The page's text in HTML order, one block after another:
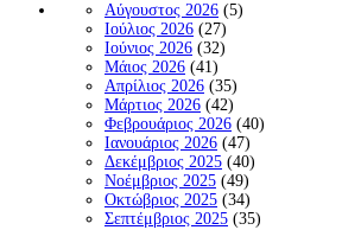
Αύγουστος 2026 (5)
Ιούλιος 2026 (27)
Ιούνιος 2026 (32)
Μάιος 2026 (41)
Απρίλιος 2026 (35)
Μάρτιος 2026 (42)
Φεβρουάριος 2026 (40)
Ιανουάριος 2026 (47)
Δεκέμβριος 2025 (40)
Νοέμβριος 2025 (49)
Οκτώβριος 2025 (34)
Σεπτέμβριος 2025 (35)